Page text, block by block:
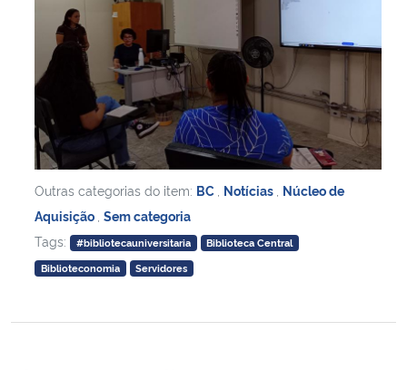
Advocacia-Geral da União
Banco Central do Brasil
Outras categorias do item: BC Notícias Núcleo de
Aquisição Sem categoria
Tags:
#bibliotecauniversitaria
Biblioteca Central
Biblioteconomia
Servidores